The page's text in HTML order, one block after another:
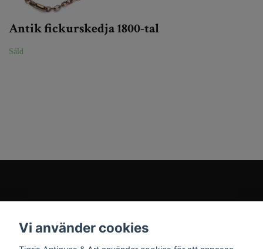
Antik fickurskedja 1800-tal
Såld
Vi använder cookies